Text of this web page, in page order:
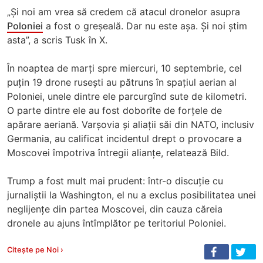
„Și noi am vrea să credem că atacul dronelor asupra
Poloniei a fost o greșeală. Dar nu este așa. Și noi știm
asta”, a scris Tusk în X.
În noaptea de marți spre miercuri, 10 septembrie, cel
puțin 19 drone rusești au pătruns în spațiul aerian al
Poloniei, unele dintre ele parcurgînd sute de kilometri.
O parte dintre ele au fost doborîte de forțele de
apărare aeriană. Varșovia și aliații săi din NATO, inclusiv
Germania, au calificat incidentul drept o provocare a
Moscovei împotriva întregii alianțe, relatează Bild.
Trump a fost mult mai prudent: într-o discuție cu
jurnaliștii la Washington, el nu a exclus posibilitatea unei
neglijențe din partea Moscovei, din cauza căreia
dronele au ajuns întîmplător pe teritoriul Poloniei.
Citește pe Noi ›